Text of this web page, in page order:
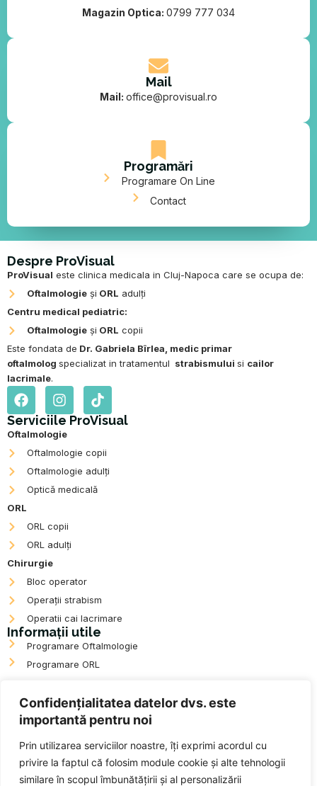
Confidențialitatea datelor dvs. este
importantă pentru noi
Prin utilizarea serviciilor noastre, îți exprimi acordul cu
privire la faptul că folosim module cookie și alte tehnologii
similare în scopul îmbunătățirii și al personalizării
Magazin Optica: 0799 777 034
Mail
Mail: office@provisual.ro
Programări
Programare On Line
Contact
Despre ProVisual
ProVisual este clinica medicala in Cluj-Napoca care se ocupa de:
Oftalmologieși ORL adulți
Centru medical pediatric:
Oftalmologieși ORL copii
Este fondata de Dr. Gabriela Bîrlea medic primar
oftalmolog specializat in tratamentul strabismului si cailor
lacrimale.
F
a
c
e
b
o
k
I
n
s
t
a
r
a
T
i
k
o
k
Serviciile ProVisual
Oftalmologie
Oftalmologie copii
Oftalmologie adulți
Optică medicală
ORL
ORL copii
ORL adulți
Chirurgie
Bloc operator
Operații strabism
Operatii cai lacrimare
Informații utile
Programare Oftalmologie
Programare ORL
Date de contact
Programări:0364 739 127